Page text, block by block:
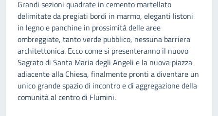
Grandi sezioni quadrate in cemento martellato
delimitate da pregiati bordi in marmo, eleganti listoni
in legno e panchine in prossimità delle aree
ombreggiate, tanto verde pubblico, nessuna barriera
architettonica. Ecco come si presenteranno il nuovo
Sagrato di Santa Maria degli Angeli e la nuova piazza
adiacente alla Chiesa, finalmente pronti a diventare un
unico grande spazio di incontro e di aggregazione della
comunità al centro di Flumini.